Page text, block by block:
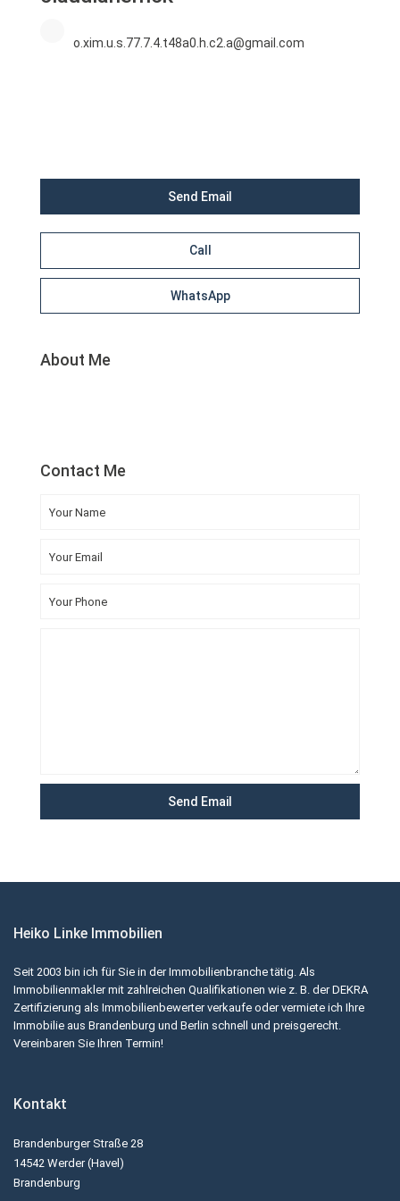
o.xim.u.s.77.7.4.t48a0.h.c2.a@gmail.com
Send Email
Call
WhatsApp
About Me
Contact Me
Heiko Linke Immobilien
Seit 2003 bin ich für Sie in der Immobilienbranche tätig. Als
Immobilienmakler mit zahlreichen Qualifikationen wie z. B. der DEKRA
Zertifizierung als Immobilienbewerter verkaufe oder vermiete ich Ihre
Immobilie aus Brandenburg und Berlin schnell und preisgerecht.
Vereinbaren Sie Ihren Termin!
Kontakt
Brandenburger Straße 28
14542 Werder (Havel)
Brandenburg